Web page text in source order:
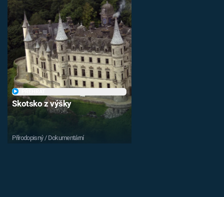
Skotsko z výšky
Přírodopisný / Dokumentární